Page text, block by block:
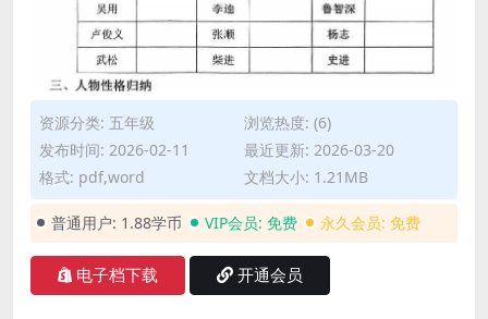
资源分类: 五年级
浏览热度: (6)
发布时间: 2026-02-11
最近更新: 2026-03-20
格式: pdf,word
文档大小: 1.21MB
普通用户: 1.88学币 VIP会员: 免费 永久会员: 免费
电子档下载 开通会员